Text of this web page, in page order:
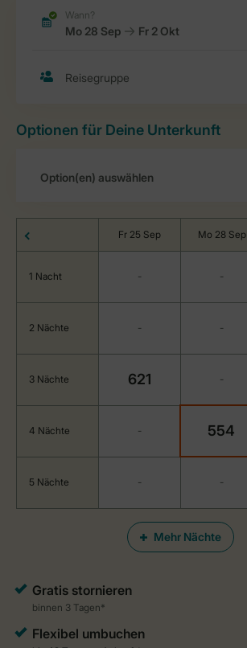
Optionen für Deine Unterkunft
Mehr Nächte
Fr 25 Sep Mo 28 Sep
1 Nacht - -
2 Nächte - -
3 Nächte 621 -
4 Nächte - 554
5 Nächte - -